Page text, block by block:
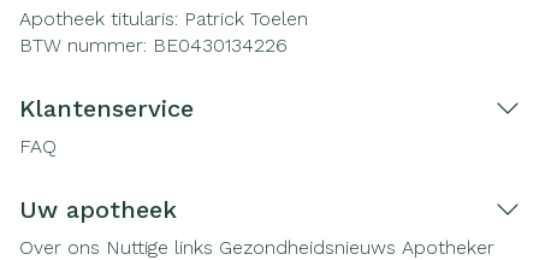
Apotheek titularis: Patrick Toelen
BTW nummer: BE0430134226
Klantenservice
FAQ
Uw apotheek
Over ons Nuttige links Gezondheidsnieuws Apotheker